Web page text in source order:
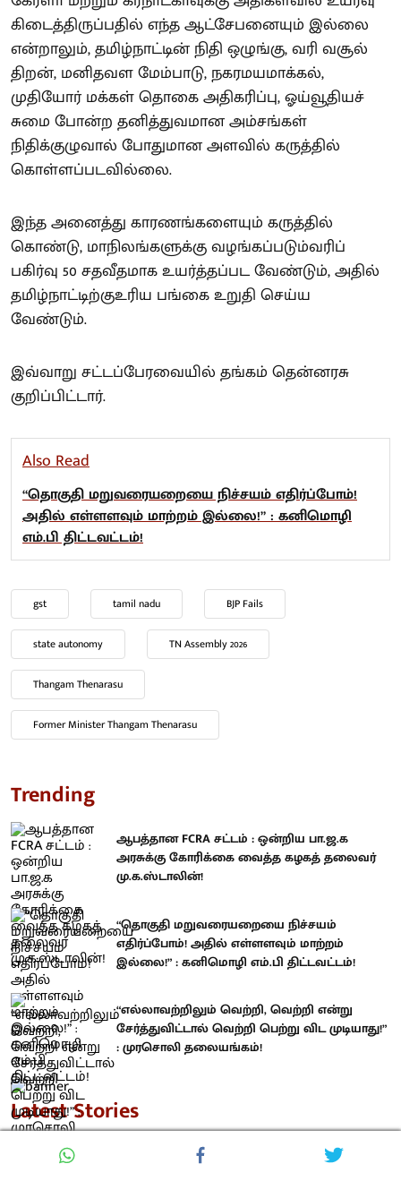
கிடைத்திருப்பதில் எந்த ஆட்சேபனையும் இல்லை
என்றாலும், தமிழ்நாட்டின் நிதி ஒழுங்கு, வரி வசூல்
திறன், மனிதவள மேம்பாடு, நகரமயமாக்கல்,
முதியோர் மக்கள் தொகை அதிகரிப்பு, ஓய்வூதியச்
சுமை போன்ற தனித்துவமான அம்சங்கள்
நிதிக்குழுவால் போதுமான அளவில் கருத்தில்
கொள்ளப்படவில்லை.
இந்த அனைத்து காரணங்களையும் கருத்தில்
கொண்டு, மாநிலங்களுக்கு வழங்கப்படும்வரிப்
பகிர்வு 50 சதவீதமாக உயர்த்தப்பட வேண்டும், அதில்
தமிழ்நாட்டிற்குஉரிய பங்கை உறுதி செய்ய
வேண்டும்.
இவ்வாறு சட்டப்பேரவையில் தங்கம் தென்னரசு
குறிப்பிட்டார்.
Also Read
“தொகுதி மறுவரையறையை நிச்சயம் எதிர்ப்போம்!
அதில் எள்ளளவும் மாற்றம் இல்லை!” : கனிமொழி
எம்.பி திட்டவட்டம்!
gst tamil nadu BJP Fails
state autonomy TN Assembly 2026
Thangam Thenarasu
Former Minister Thangam Thenarasu
Trending
ஆபத்தான FCRA சட்டம் : ஒன்றிய பா.ஜ.க
அரசுக்கு கோரிக்கை வைத்த கழகத் தலைவர்
மு.க.ஸ்டாலின்!
“தொகுதி மறுவரையறையை நிச்சயம்
எதிர்ப்போம்! அதில் எள்ளளவும் மாற்றம்
இல்லை!” : கனிமொழி எம்.பி திட்டவட்டம்!
“எல்லாவற்றிலும் வெற்றி, வெற்றி என்று
சேர்த்துவிட்டால் வெற்றி பெற்று விட முடியாது!”
: முரசொலி தலையங்கம்!
Latest Stories
ஆபத்தான FCRA சட்டம் : ஒன்றிய பா.ஜ.க